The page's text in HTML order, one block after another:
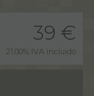
39 €
21.00% IVA incluido